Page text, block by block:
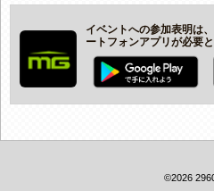
イベントへの参加表明は
ートフォンアプリが必要と
©2026